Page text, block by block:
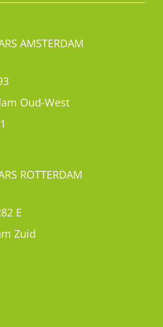
AMSTERDAM
Oud-West
ROTTERDAM
E
Zuid